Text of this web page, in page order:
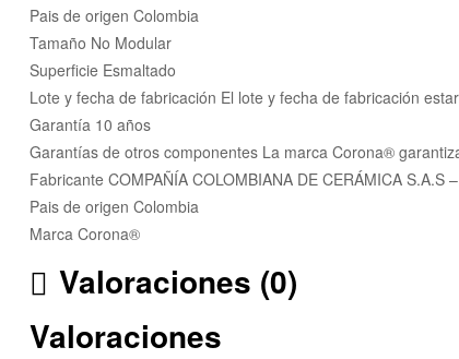
Pais de origen Colombia
Tamaño No Modular
Superficie Esmaltado
Lote y fecha de fabricación El lote y fecha de fabricación
Garantía 10 años
Garantías de otros componentes La marca Corona®
Fabricante COMPAÑÍA COLOMBIANA DE CERÁMICA S.A.S
Pais de origen Colombia
Marca Corona®
Valoraciones (0)
Valoraciones